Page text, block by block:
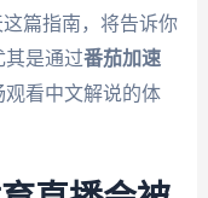
篇指南，将告诉你
其是通过番茄加速
看中文解说的体